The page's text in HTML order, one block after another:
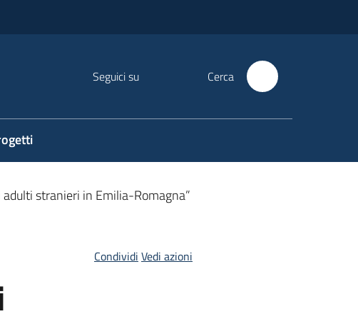
Seguici su Cerca
adulti stranieri in Emilia-Romagna”
Condividi Vedi azioni